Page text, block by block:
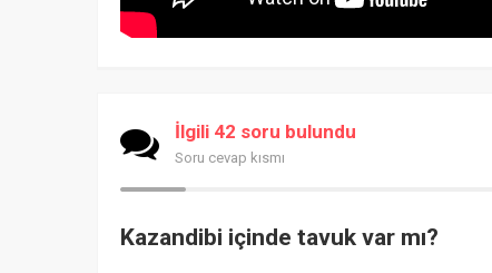
İlgili 42 soru bulundu
Soru cevap kısmı
Kazandibi içinde tavuk var mı?